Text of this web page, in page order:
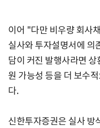
이어 "다만 비우량 회사
실사와 투자설명서에
담이 커진 발행사라면
원 가능성 등을 더 보수
다.
신한투자증권은 실사 방